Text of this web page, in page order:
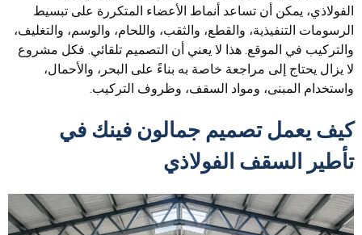
الفولاذي، يمكن أن تساعد أنماط الأعضاء المتكررة على تبسيط
الرسومات التنفيذية، والقطع، والثقب، واللحام، والوسم، والتغليف،
والتركيب في الموقع. هذا لا يعني أن التصميم تلقائي. فكل مشروع
لا يزال يحتاج إلى مراجعة خاصة به بناءً على البحر، والأحمال،
واستخدام المبنى، ومواد السقف، وظروف التركيب.
كيف يعمل تصميم جمالون فينك في
تأطير السقف الفولاذي